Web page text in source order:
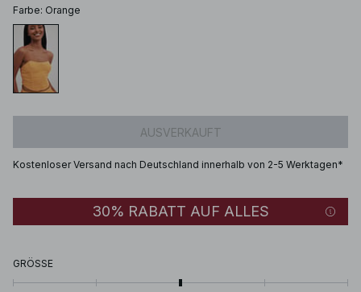
Farbe: Orange
AUSVERKAUFT
Kostenloser Versand nach Deutschland innerhalb von 2-5 Werktagen*
30% RABATT AUF ALLES
GRÖSSE